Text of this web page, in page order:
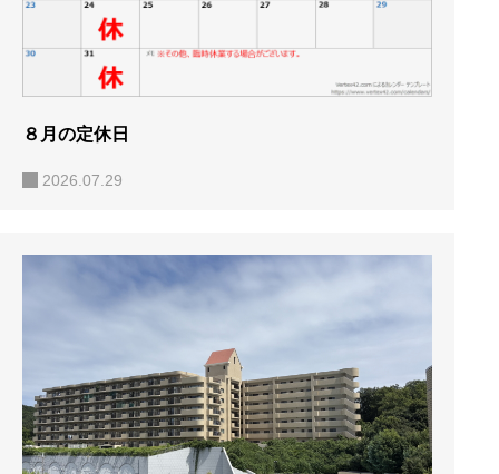
８月の定休日
2026.07.29